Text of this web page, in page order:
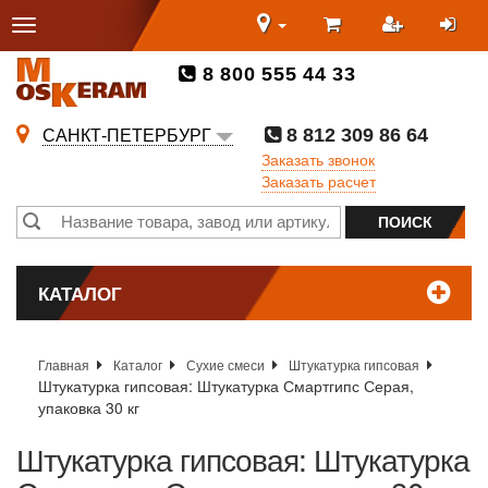
8 800 555 44 33
САНКТ-ПЕТЕРБУРГ
8 812 309 86 64
Заказать звонок
Заказать расчет
КАТАЛОГ
Главная Каталог Сухие смеси Штукатурка гипсовая
Штукатурка гипсовая: Штукатурка Смартгипс Серая,
упаковка 30 кг
Штукатурка гипсовая: Штукатурка